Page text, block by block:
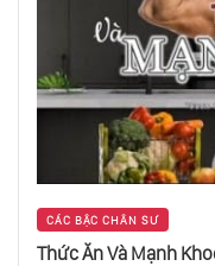
CÁC BẬC CHÂN SƯ
Thức Ăn Và Mạnh